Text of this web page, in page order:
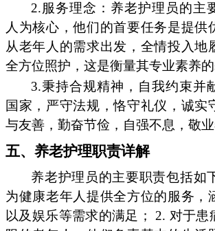
2.服务理念：养老护理员的主
人为核心，他们的首要任务是提供
从老年人的需求出发，全情投入地
全方位照护，这是衡量其专业素养的
3.秉持合规精神，自我约束并
国家，严守法规，恪守礼仪，诚实
与友善，勤奋节俭，自强不息，敬业
五、养老护理职责详解
养老护理员的主要职责包括如
为健康老年人提供全方位的服务，
以及娱乐等需求的满足； 2. 对于患